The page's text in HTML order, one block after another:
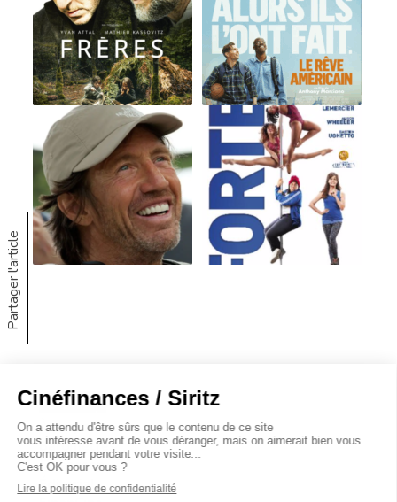
Partager l'article
À propos
Baromètres
Cinéscoop
Éditorial